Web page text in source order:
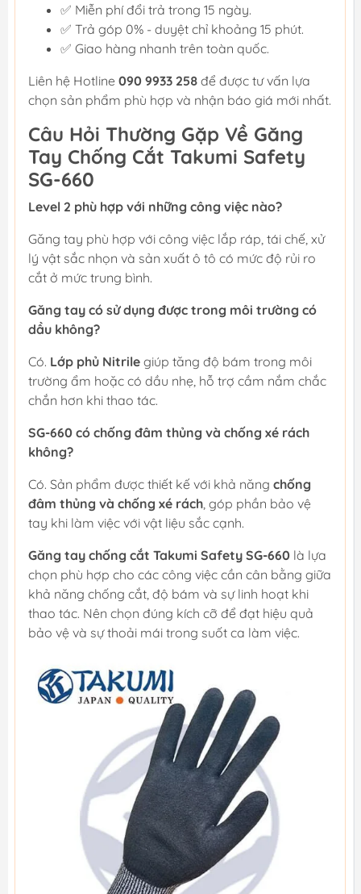
✅ Miễn phí đổi trả trong 15 ngày.
✅ Trả góp 0% - duyệt chỉ khoảng 15 phút.
✅ Giao hàng nhanh trên toàn quốc.
Liên hệ Hotline 090 9933 258 để được tư vấn lựa
chọn sản phẩm phù hợp và nhận báo giá mới nhất.
Câu Hỏi Thường Gặp Về Găng
Tay Chống Cắt Takumi Safety
SG-660
Level 2 phù hợp với những công việc nào?
Găng tay phù hợp với công việc lắp ráp, tái chế, xử
lý vật sắc nhọn và sản xuất ô tô có mức độ rủi ro
cắt ở mức trung bình.
Găng tay có sử dụng được trong môi trường có
dầu không?
Có. Lớp phủ Nitrile giúp tăng độ bám trong môi
trường ẩm hoặc có dầu nhẹ, hỗ trợ cầm nắm chắc
chắn hơn khi thao tác.
SG-660 có chống đâm thủng và chống xé rách
không?
Có. Sản phẩm được thiết kế với khả năng chống
đâm thủng và chống xé rách, góp phần bảo vệ
tay khi làm việc với vật liệu sắc cạnh.
Găng tay chống cắt Takumi Safety SG-660 là lựa
chọn phù hợp cho các công việc cần cân bằng giữa
khả năng chống cắt, độ bám và sự linh hoạt khi
thao tác. Nên chọn đúng kích cỡ để đạt hiệu quả
bảo vệ và sự thoải mái trong suốt ca làm việc.